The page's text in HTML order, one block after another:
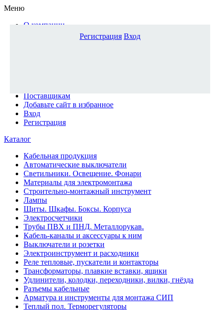
Меню
О компании
Доставка и оплата
Поставщикам
Добавьте сайт в избранное
Вход
Регистрация
Каталог
Кабельная продукция
Автоматические выключатели
Светильники. Освещение. Фонари
Материалы для электромонтажа
Строительно-монтажный инструмент
Лампы
Щиты. Шкафы. Боксы. Корпуса
Электросчетчики
Трубы ПВХ и ПНД. Металлорукав.
Кабель-каналы и аксессуары к ним
Выключатели и розетки
Электроинструмент и расходники
Реле тепловые, пускатели и контакторы
Трансформаторы, плавкие вставки, ящики
Удлинители, колодки, переходники, вилки, гнёзда
Разъемы кабельные
Арматура и инструменты для монтажа СИП
Теплый пол. Терморегуляторы
Регистрация Вход